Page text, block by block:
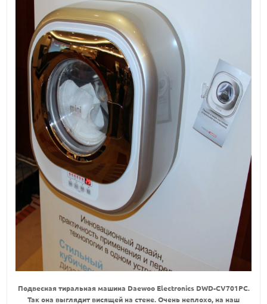
Подвесная тиральная машина Daewoo Electronics DWD-CV701PC.
Так она выглядит висящей на стене. Очень неплохо, на наш